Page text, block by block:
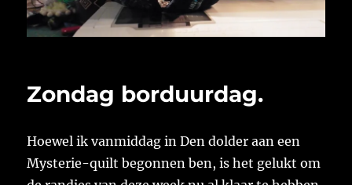
Zondag borduurdag.
Hoewel ik vanmiddag in Den dolder aan een
Mysterie-quilt begonnen ben, is het gelukt om